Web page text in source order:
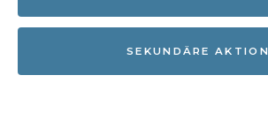
SEKUNDÄRE AKTION